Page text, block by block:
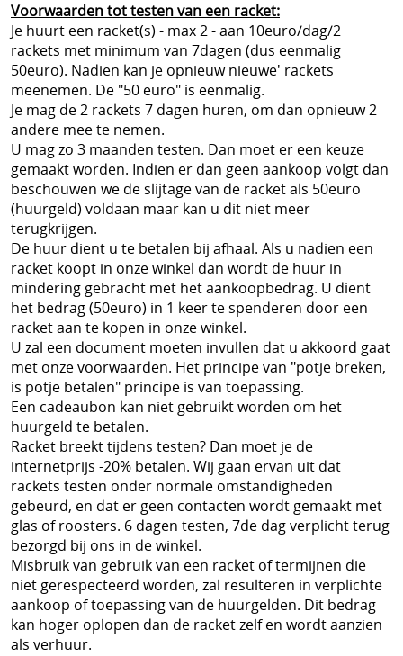
Protection and repair paddle rackets Distribution
Schoenen
Tennis
Trainers Materiaal
Voorwaarden tot testen van een racket:
Je huurt een racket(s) - max 2 - aan 10euro/dag/2
rackets met minimum van 7dagen (dus eenmalig
50euro). Nadien kan je opnieuw nieuwe' rackets
meenemen. De "50 euro" is eenmalig.
Je mag de 2 rackets 7 dagen huren, om dan opnieuw 2
andere mee te nemen.
U mag zo 3 maanden testen. Dan moet er een keuze
gemaakt worden. Indien er dan geen aankoop volgt dan
beschouwen we de slijtage van de racket als 50euro
(huurgeld) voldaan maar kan u dit niet meer
terugkrijgen.
De huur dient u te betalen bij afhaal. Als u nadien een
racket koopt in onze winkel dan wordt de huur in
mindering gebracht met het aankoopbedrag. U dient
het bedrag (50euro) in 1 keer te spenderen door een
racket aan te kopen in onze winkel.
U zal een document moeten invullen dat u akkoord gaat
met onze voorwaarden. Het principe van "potje breken,
is potje betalen" principe is van toepassing.
Een cadeaubon kan niet gebruikt worden om het
huurgeld te betalen.
Racket breekt tijdens testen? Dan moet je de
internetprijs -20% betalen. Wij gaan ervan uit dat
rackets testen onder normale omstandigheden
gebeurd, en dat er geen contacten wordt gemaakt met
glas of roosters. 6 dagen testen, 7de dag verplicht terug
bezorgd bij ons in de winkel.
Misbruik van gebruik van een racket of termijnen die
niet gerespecteerd worden, zal resulteren in verplichte
aankoop of toepassing van de huurgelden. Dit bedrag
kan hoger oplopen dan de racket zelf en wordt aanzien
als verhuur.